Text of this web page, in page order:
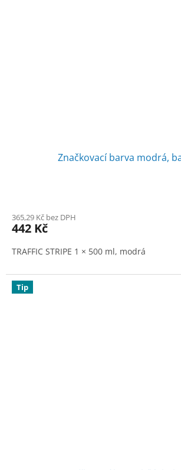
Značkovací barva modrá,
365,29 Kč bez DPH
442 Kč
TRAFFIC STRIPE 1 × 500 ml, modrá
Tip